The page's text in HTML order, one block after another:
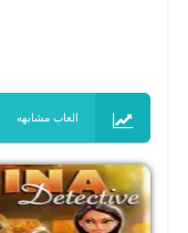
العاب مشابهه